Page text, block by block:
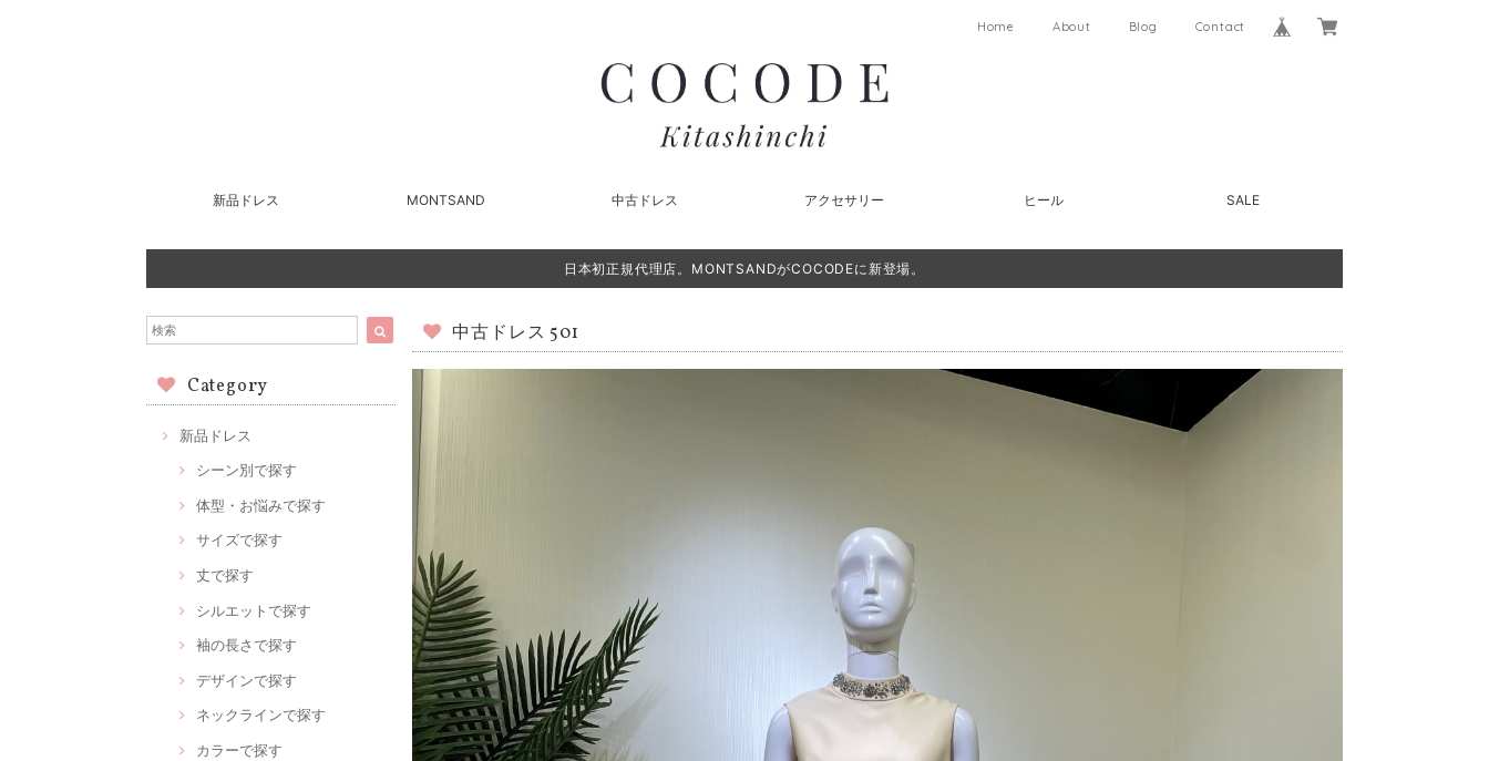
Home About Blog Contact
新品ドレス MONTSAND 中古ドレス アクセサリー ヒール SALE
日本初正規代理店。MONTSANDがCOCODEに新登場。
Category
新品ドレス
シーン別で探す
体型・お悩みで探す
サイズで探す
丈で探す
シルエットで探す
袖の長さで探す
デザインで探す
ネックラインで探す
カラーで探す
中古ドレス 501